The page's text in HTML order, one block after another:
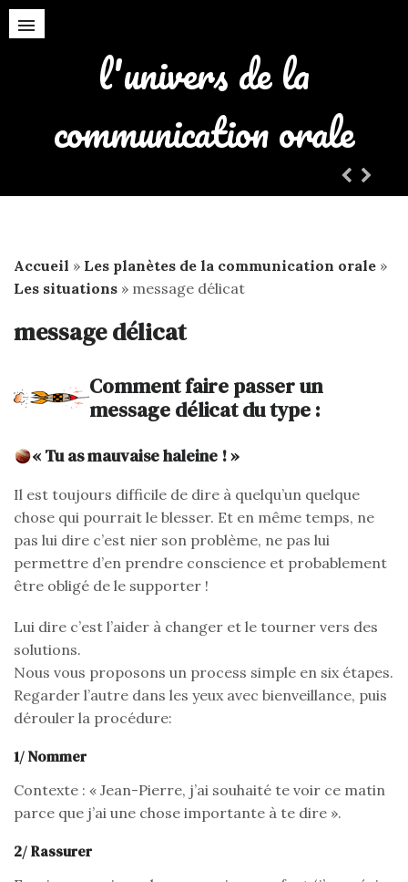
l'univers de la
communication orale
la gestion de son stress
Accueil » Les planètes de la communication orale »
Les situations » message délicat
message délicat
Comment faire passer un
message délicat du type :
« Tu as mauvaise haleine ! »
Il est toujours difficile de dire à quelqu’un quelque
chose qui pourrait le blesser. Et en même temps, ne
pas lui dire c’est nier son problème, ne pas lui
permettre d’en prendre conscience et probablement
être obligé de le supporter !
Lui dire c’est l’aider à changer et le tourner vers des
solutions.
Nous vous proposons un process simple en six étapes.
Regarder l’autre dans les yeux avec bienveillance, puis
dérouler la procédure:
1/ Nommer
Contexte : « Jean-Pierre, j’ai souhaité te voir ce matin
parce que j’ai une chose importante à te dire ».
2/ Rassurer